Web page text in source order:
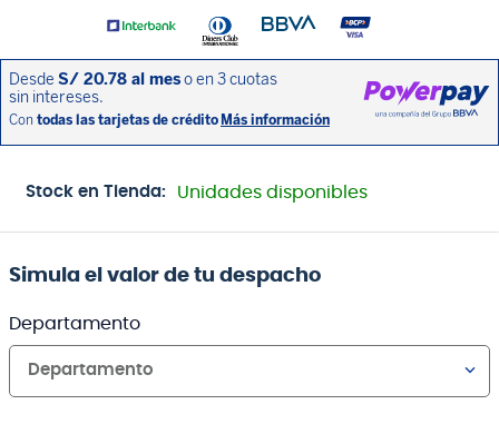
Stock en Tienda: Unidades disponibles
Simula el valor de tu despacho
Departamento
Departamento